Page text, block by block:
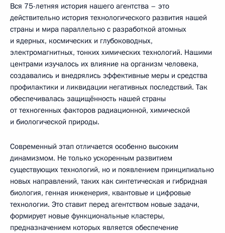
Вся 75-летняя история нашего агентства – это
действительно история технологического развития нашей
страны и мира параллельно с разработкой атомных
и ядерных, космических и глубоководных,
электромагнитных, тонких химических технологий. Нашими
центрами изучалось их влияние на организм человека,
создавались и внедрялись эффективные меры и средства
профилактики и ликвидации негативных последствий. Так
обеспечивалась защищённость нашей страны
от техногенных факторов радиационной, химической
и биологической природы.
Современный этап отличается особенно высоким
динамизмом. Не только ускоренным развитием
существующих технологий, но и появлением принципиально
новых направлений, таких как синтетическая и гибридная
биология, генная инженерия, квантовые и цифровые
технологии. Это ставит перед агентством новые задачи,
формирует новые функциональные кластеры,
предназначением которых является обеспечение